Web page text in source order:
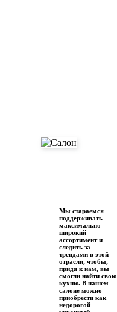
Мы стараемся
поддерживать
максимально
широкий
ассортимент и
следить за
трендами в этой
отрасли, чтобы,
придя к нам, вы
смогли найти свою
кухню. В нашем
салоне можно
приобрести как
недорогой